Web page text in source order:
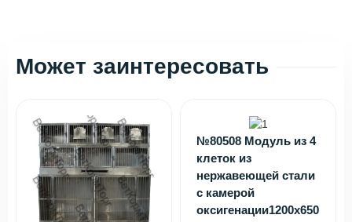
Может заинтересовать
№80508 Модуль из 4
клеток из
нержавеющей стали
с камерой
оксигенации1200х650